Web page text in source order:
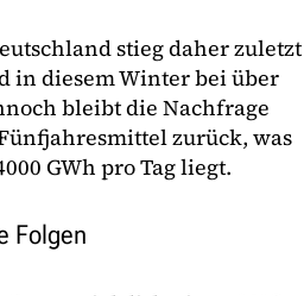
stieg daher zuletzt
in diesem Winter bei über
bleibt die Nachfrage
zurück, was
GWh pro Tag liegt.
Folgen